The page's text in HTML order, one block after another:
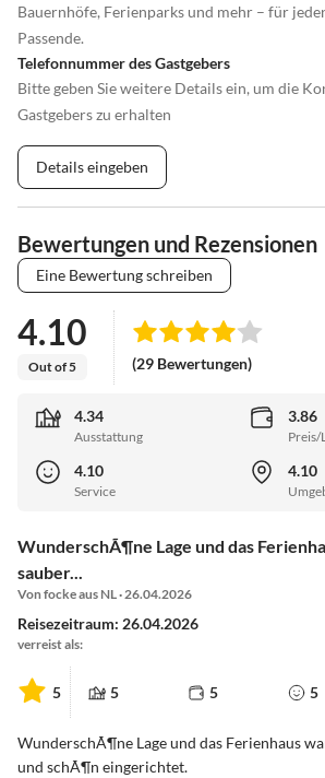
Bauernhöfe, Ferienparks und mehr – für
Passende.
Telefonnummer des Gastgebers
Bitte geben Sie weitere Details ein, um die
Gastgebers zu erhalten
Details eingeben
Bewertungen und Rezensionen
Eine Bewertung schreiben
4.10
Out of 5 (29 Bewertungen)
4.34
Ausstattung
3.86
Preis/
4.10
Service
4.10
WunderschÃ¶ne Lage und das
sauber...
Von focke aus NL · 26.04.2026
Reisezeitraum: 26.04.2026
verreist als:
5 5 5 5
WunderschÃ¶ne Lage und das Ferienhaus
und schÃ¶n eingerichtet.